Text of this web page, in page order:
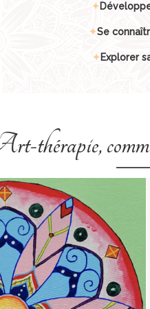
✦
✦Se
✦Explorer
thérapie,